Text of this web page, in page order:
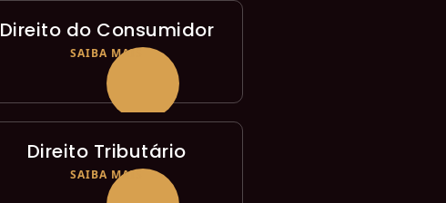
Direito do Consumidor
SAIBA MAIS
Direito Tributário
SAIBA MAIS